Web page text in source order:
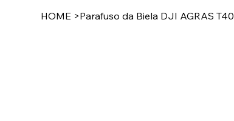
HOME >Parafuso da Biela DJI AGRAS T40